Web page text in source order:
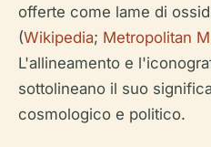
offerte come lame di
(Wikipedia; Metropolitan
L'allineamento e
sottolineano il suo
cosmologico e politico.